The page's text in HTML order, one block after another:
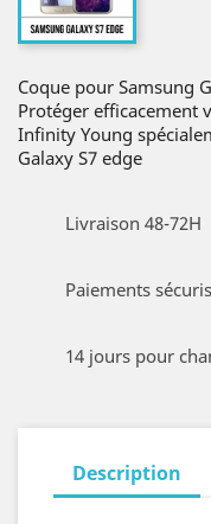
Coque pour Samsung
Protéger efficacement
Infinity Young
Galaxy S7 edge
Livraison 48-72H
Paiements
14 jours pour
Description